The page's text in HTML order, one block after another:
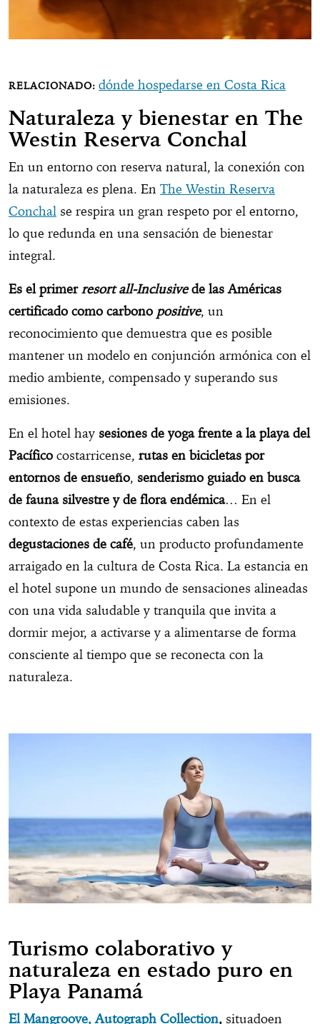
dónde hospedarse en Costa Rica
Naturaleza y bienestar en The
Westin Reserva Conchal
En un entorno con reserva natural, la conexión con
la naturaleza es plena. En The Westin Reserva
Conchal se respira un gran respeto por el entorno,
lo que redunda en una sensación de bienestar
integral.
Es el primerresort all-Inclusivede las Américas
certificado como carbono positive, un
reconocimiento que demuestra que es posible
mantener un modelo en conjunción armónica con el
medio ambiente, compensado y superando sus
emisiones.
En el hotel hay sesiones de yoga frente a la playa del
Pacífico costarricense, rutas en bicicletas por
entornos de ensueño, senderismo guiado en busca
de fauna silvestre y de flora endémica… En el
contexto de estas experiencias caben las
degustaciones de café, un producto profundamente
arraigado en la cultura de Costa Rica. La estancia en
el hotel supone un mundo de sensaciones alineadas
con una vida saludable y tranquila que invita a
dormir mejor, a activarse y a alimentarse de forma
consciente al tiempo que se reconecta con la
naturaleza.
Turismo colaborativo y
naturaleza en estado puro en
Playa Panamá
El Mangroove, Autograph Collection, situadoen